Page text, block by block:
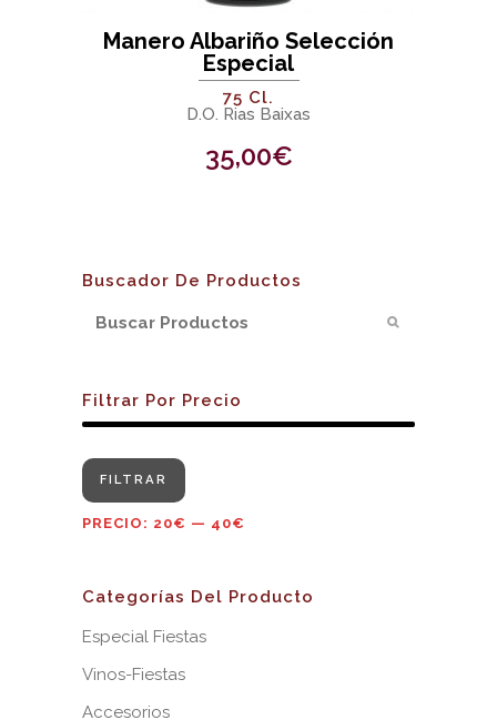
Manero Albariño Selección
Especial
75 Cl.
D.O. Rias Baixas
35,00€
Buscador De Productos
Filtrar Por Precio
Precio
mínimo
Precio
máximo
FILTRAR
PRECIO: 20€ — 40€
Categorías Del Producto
Especial Fiestas
Vinos-Fiestas
Accesorios